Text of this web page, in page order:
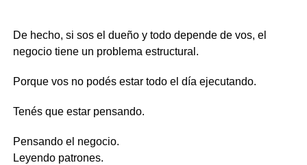
De hecho, si sos el dueño y todo depende de vos, el
negocio tiene un problema estructural.
Porque vos no podés estar todo el día ejecutando.
Tenés que estar pensando.
Pensando el negocio.
Leyendo patrones.